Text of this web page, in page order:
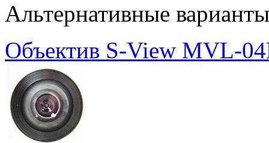
Альтернативные варианты
Объектив S-View MVL-